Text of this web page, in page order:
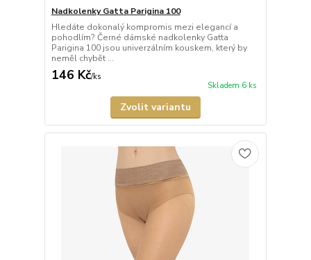
Nadkolenky Gatta Parigina 100
Hledáte dokonalý kompromis mezi elegancí a
pohodlím? Černé dámské nadkolenky Gatta
Parigina 100 jsou univerzálním kouskem, který by
neměl chybět ...
146 Kč/ks
Skladem 6 ks
Zvolit variantu